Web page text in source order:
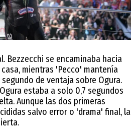
Bezzecchi se encaminaba hacia
mientras 'Pecco' mantenía
de ventaja sobre Ogura.
estaba a solo 0,7 segundos
Aunque las dos primeras
salvo error o 'drama' final, la